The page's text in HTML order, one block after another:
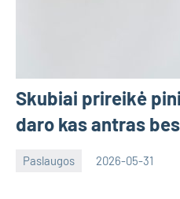
Skubiai prireikė
daro kas antras
Paslaugos 2026-05-31